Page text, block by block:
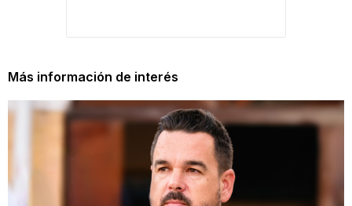
Más información de interés